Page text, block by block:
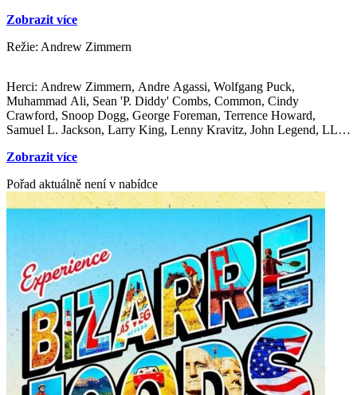
dospěl k názoru, že nejlepší způsob, jak pochopit kulturu každé
staletí. Ochutná například jehněčí oči, uvařená kravská kopyta,
krajinu, ale také poznat místní kulinářské tradice a to nám zaručeně
rozšíří obzory a dodá odvahu namísto známých chutí smaženého
sýra a hamburgerů okusit chutě a vůně celého světa.
Zobrazit více
Režie: Andrew Zimmern
Herci: Andrew Zimmern, Andre Agassi, Wolfgang Puck,
Muhammad Ali, Sean 'P. Diddy' Combs, Common, Cindy
Crawford, Snoop Dogg, George Foreman, Terrence Howard,
Samuel L. Jackson, Larry King, Lenny Kravitz, John Legend, LL
Zobrazit více
Pořad aktuálně není v nabídce